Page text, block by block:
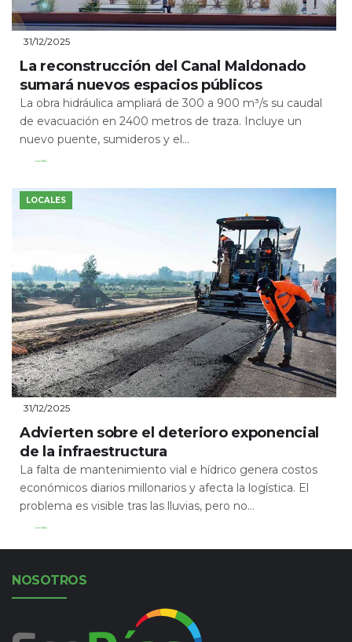
31/12/2025
La reconstrucción del Canal Maldonado
sumará nuevos espacios públicos
La obra hidráulica ampliará de 300 a 900 m³/s su caudal
de evacuación en 2400 metros de traza. Incluye un
nuevo puente, sumideros y el...
Leer Más
LOCALES
31/12/2025
Advierten sobre el deterioro exponencial
de la infraestructura
La falta de mantenimiento vial e hídrico genera costos
económicos diarios millonarios y afecta la logística. El
problema es visible tras las lluvias, pero no...
Leer Más
NOSOTROS